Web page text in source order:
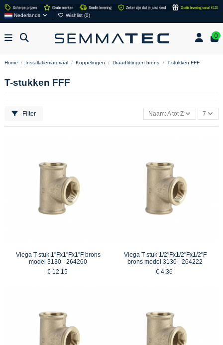
Nederlands Wishlist (0)
0
Home Installatiemateriaal Koppelingen Draadfittingen brons T-stukken FFF
T-stukken FFF
Filter Naam: A tot Z 7
Viega T-stuk 1"Fx1"Fx1"F brons
model 3130 - 264260
€ 12,15
Viega T-stuk 1/2"Fx1/2"Fx1/2"F
brons model 3130 - 264222
€ 4,36